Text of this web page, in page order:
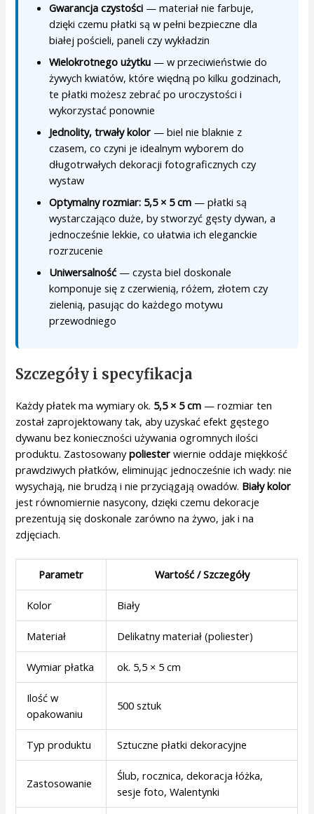
Gwarancja czystości — materiał nie farbuje,
dzięki czemu płatki są w pełni bezpieczne dla
białej pościeli, paneli czy wykładzin
Wielokrotnego użytku — w przeciwieństwie do
żywych kwiatów, które więdną po kilku godzinach,
te płatki możesz zebrać po uroczystości i
wykorzystać ponownie
Jednolity, trwały kolor — biel nie blaknie z
czasem, co czyni je idealnym wyborem do
długotrwałych dekoracji fotograficznych czy
wystaw
Optymalny rozmiar: 5,5 × 5 cm — płatki są
wystarczająco duże, by stworzyć gęsty dywan, a
jednocześnie lekkie, co ułatwia ich eleganckie
rozrzucenie
Uniwersalność — czysta biel doskonale
komponuje się z czerwienią, różem, złotem czy
zielenią, pasując do każdego motywu
przewodniego
Szczegóły i specyfikacja
Każdy płatek ma wymiary ok. 5,5 × 5 cm — rozmiar ten
został zaprojektowany tak, aby uzyskać efekt gęstego
dywanu bez konieczności używania ogromnych ilości
produktu. Zastosowanypoliester wiernie oddaje miękkość
prawdziwych płatków, eliminując jednocześnie ich wady: nie
wysychają, nie brudzą i nie przyciągają owadów. Biały kolor
jest równomiernie nasycony, dzięki czemu dekoracje
prezentują się doskonale zarówno na żywo, jak i na
zdjęciach.
Parametr Wartość / Szczegóły
Kolor Biały
Materiał Delikatny materiał (poliester)
Wymiar płatka ok. 5,5 × 5 cm
Ilość w
opakowaniu
500 sztuk
Typ produktu Sztuczne płatki dekoracyjne
Zastosowanie
Ślub, rocznica, dekoracja łóżka,
sesje foto, Walentynki